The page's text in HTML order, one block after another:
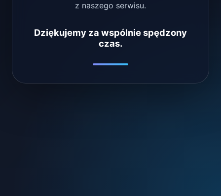
z naszego serwisu.
Dziękujemy za wspólnie spędzony
czas.